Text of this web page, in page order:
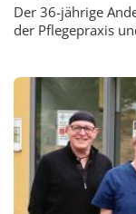
Der 36-jährige
der Pflegepraxis